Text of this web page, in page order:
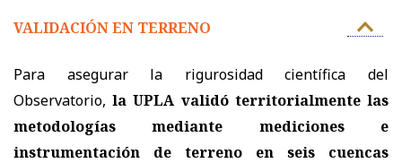
VALIDACIÓN EN TERRENO
Para asegurar la rigurosidad científica del
Observatorio, la UPLA validó territorialmente las
metodologías mediante mediciones e
instrumentación de terreno en seis cuencas